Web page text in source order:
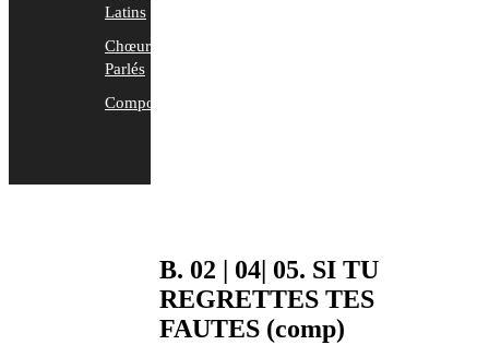
B. 02 | 04| 05. SI TU
REGRETTES TES
FAUTES (comp)
Latins
Chœurs
Parlés
Compositions